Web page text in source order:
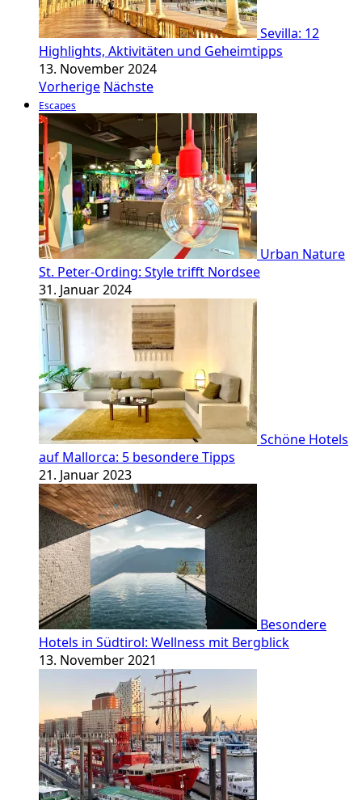
Sevilla: 12
Highlights, Aktivitäten und Geheimtipps
13. November 2024
Vorherige Nächste
Escapes
Urban Nature
St. Peter-Ording: Style trifft Nordsee
31. Januar 2024
Schöne Hotels
auf Mallorca: 5 besondere Tipps
21. Januar 2023
Besondere
Hotels in Südtirol: Wellness mit Bergblick
13. November 2021